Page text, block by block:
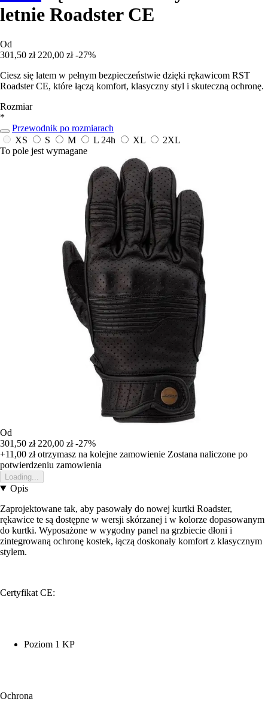
letnie Roadster CE
Od
301,50 zł 220,00 zł -27%
Ciesz się latem w pełnym bezpieczeństwie dzięki rękawicom RST
Roadster CE, które łączą komfort, klasyczny styl i skuteczną ochronę.
Rozmiar
*
Przewodnik po rozmiarach
XS
S M L 24h XL
2XL
To pole jest wymagane
Od
301,50 zł 220,00 zł -27%
+11,00 złotrzymasz na kolejne zamowienie Zostana naliczone po
potwierdzeniu zamowienia
Loading...
Opis
Zaprojektowane tak, aby pasowały do nowej kurtki Roadster,
rękawice te są dostępne w wersji skórzanej i w kolorze dopasowanym
do kurtki. Wyposażone w wygodny panel na grzbiecie dłoni i
zintegrowaną ochronę kostek, łączą doskonały komfort z klasycznym
stylem.
Certyfikat CE:
Poziom 1 KP
Ochrona